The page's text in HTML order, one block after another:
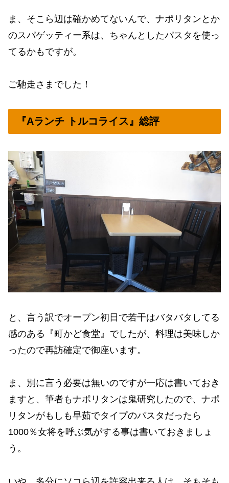
ま、そこら辺は確かめてないんで、ナポリタンとか
のスパゲッティー系は、ちゃんとしたパスタを使っ
てるかもですが。
ご馳走さまでした！
『Aランチ トルコライス』総評
と、言う訳でオープン初日で若干はバタバタしてる
感のある『町かど食堂』でしたが、料理は美味しか
ったので再訪確定で御座います。
ま、別に言う必要は無いのですが一応は書いておき
ますと、筆者もナポリタンは鬼研究したので、ナポ
リタンがもしも早茹でタイプのパスタだったら
1000％女将を呼ぶ気がする事は書いておきましょ
う。